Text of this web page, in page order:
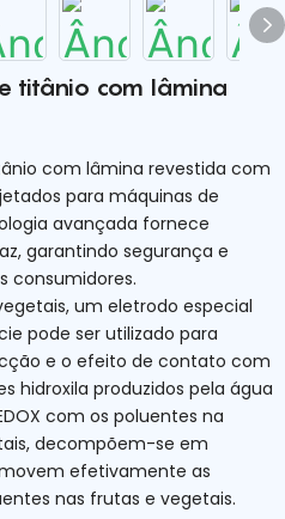
titânio com lâmina
com lâmina revestida com
para máquinas de
avançada fornece
garantindo segurança e
consumidores.
um eletrodo especial
pode ser utilizado para
e o efeito de contato com
hidroxila produzidos pela água
com os poluentes na
decompõem-se em
efetivamente as
nas frutas e vegetais.